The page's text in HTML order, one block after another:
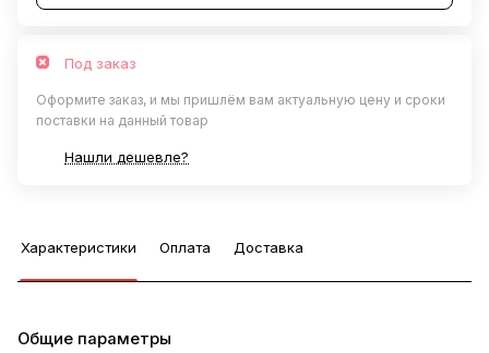
Под заказ
Оформите заказ, и мы пришлём вам актуальную цену и сроки
поставки на данный товар
Нашли дешевле?
Характеристики Оплата Доставка
Общие параметры